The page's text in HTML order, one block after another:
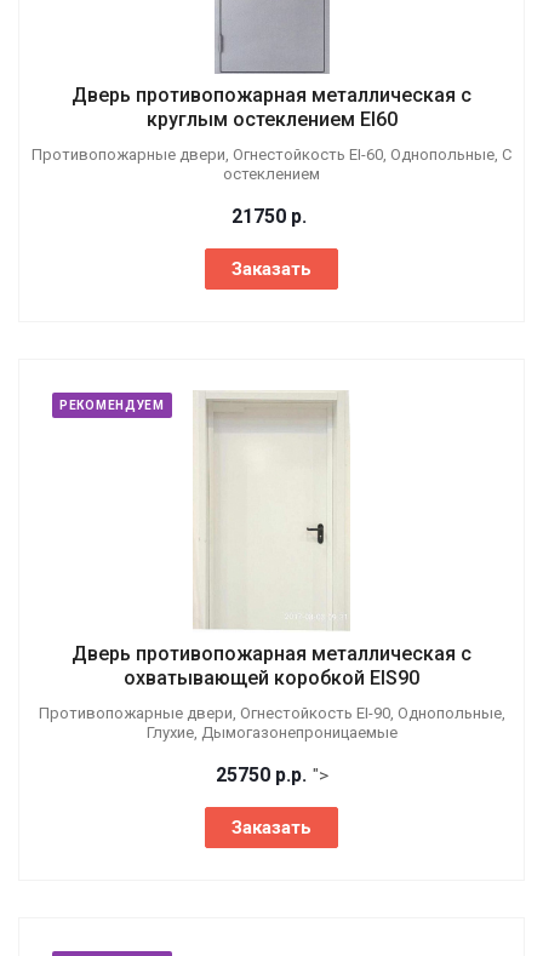
Дверь противопожарная металлическая с
круглым остеклением EI60
Противопожарные двери, Огнестойкость EI-60, Однопольные, С
остеклением
21750 р.
Заказать
РЕКОМЕНДУЕМ
Дверь противопожарная металлическая с
охватывающей коробкой EIS90
Противопожарные двери, Огнестойкость EI-90, Однопольные,
Глухие, Дымогазонепроницаемые
25750 р.р. ">
Заказать